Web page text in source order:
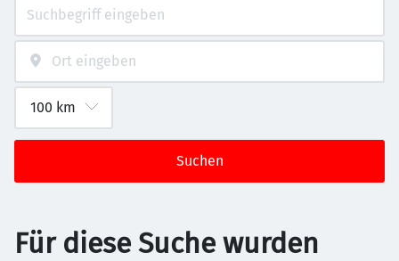
Suchen
Für diese Suche wurden